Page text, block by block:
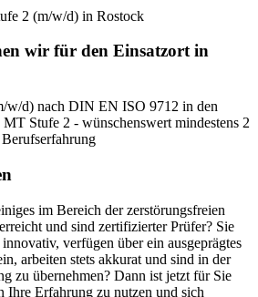
2 (m/w/d) in Rostock
wir für den Einsatzort in
w/d) nach DIN EN ISO 9712 in den
Stufe 2 - wünschenswert mindestens 2
im Bereich der zerstörungsfreien
und sind zertifizierter Prüfer? Sie
verfügen über ein ausgeprägtes
arbeiten stets akkurat und sind in der
zu übernehmen? Dann ist jetzt für Sie
Ihre Erfahrung zu nutzen und sich